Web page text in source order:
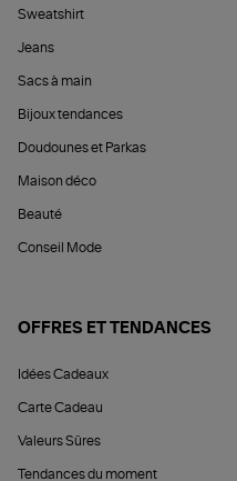
Sweatshirt
Jeans
Sacs à main
Bijoux tendances
Doudounes et Parkas
Maison déco
Beauté
Conseil Mode
OFFRES ET TENDANCES
Idées Cadeaux
Carte Cadeau
Valeurs Sûres
Tendances du moment